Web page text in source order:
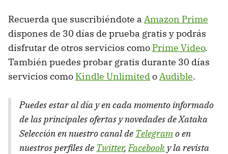
Recuerda que suscribiéndote a Amazon Prime
dispones de 30 días de prueba gratis y podrás
disfrutar de otros servicios como Prime Video.
También puedes probar gratis durante 30 días
servicios como Kindle UnlimitedoAudible.
Puedes estar al día y en cada momento informado
de las principales ofertas y novedades de Xataka
Selección en nuestro canal de Telegramo en
nuestros perfiles de Twitter,Facebook y la revista